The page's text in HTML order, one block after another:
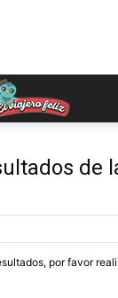
de
por favor